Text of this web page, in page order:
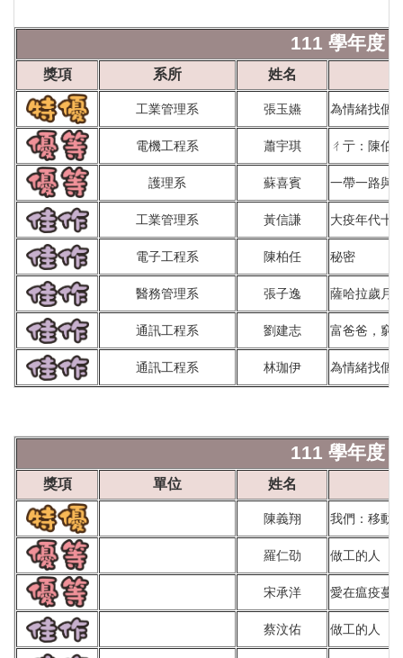
111 學年度
獎項 系所 姓名
工業管理系 張玉嬿 為情緒找個
電機工程系 蕭宇琪 ㄔ亍：陳伯
護理系 蘇喜賓 一帶一路與
工業管理系 黃信謙 大疫年代十
電子工程系 陳柏任 秘密
醫務管理系 張子逸 薩哈拉歲月
通訊工程系 劉建志 富爸爸，窮
通訊工程系 林珈伊 為情緒找個
111 學年度
獎項 單位 姓名
陳義翔 我們：移動
羅仁劭 做工的人
宋承洋 愛在瘟疫蔓
蔡汶佑 做工的人